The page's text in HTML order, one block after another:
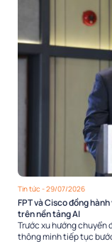
Tin tức - 29/07/2026
FPT và Cisco đồng
trên nền tảng AI
Trước xu hướng chuyển
thông minh tiếp tục